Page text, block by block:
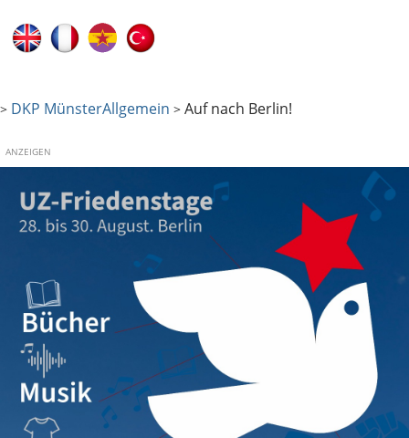
> DKP MünsterAllgemein > Auf nach Berlin!
ANZEIGEN